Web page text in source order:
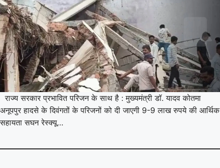
राज्य सरकार प्रभावित परिजन के साथ है : मुख्यमंत्री डॉ. यादव कोतमा
अनूपपुर हादसे के दिवंगतों के परिजनों को दी जाएगी 9-9 लाख रुपये की आर्थिक
सहायता सघन रेस्क्यू…